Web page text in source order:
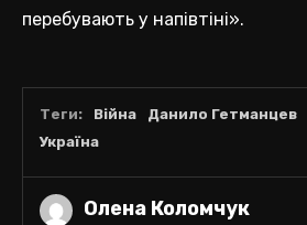
перебувають у напівтіні».
Олена Коломчук
Теги: Війна Данило Гетманцев
Україна